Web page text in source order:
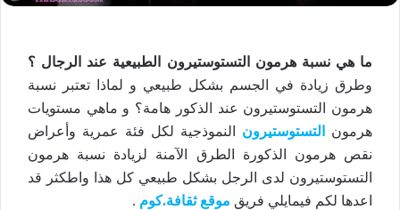
ما هي نسبة هرمون التستوستيرون الطبيعية عند الرجال ؟
وطرق زيادة في الجسم بشكل طبيعي و لماذا تعتبر نسبة
هرمون التستوستيرون عند الذكور هامة؟ و ماهي مستويات
هرمون
التستوستيرون النموذجية لكل فئة عمرية وأعراض
نقص هرمون الذكورة الطرق الآمنة لزيادة نسبة هرمون
التستوستيرون لدى الرجل بشكل طبيعي كل هذا واطكثر قد
اعدها لكم فيمايلي فريق موقع ثقافة.كوم .